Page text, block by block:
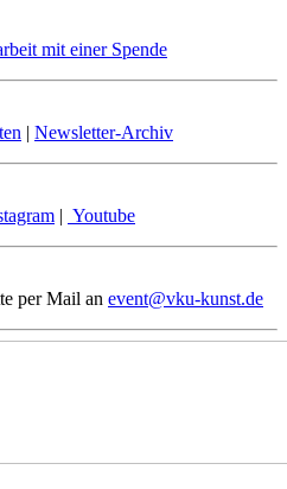
mit einer Spende
| Newsletter-Archiv
| Youtube
per Mail an event@vku-kunst.de